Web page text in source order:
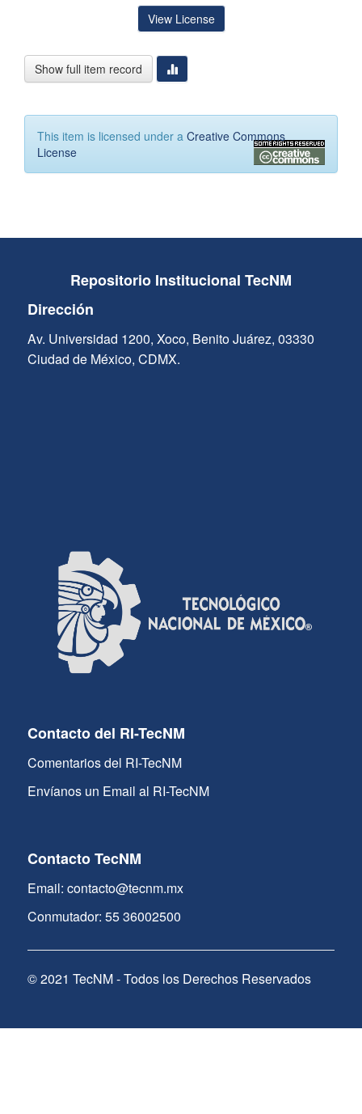
View License
Show full item record
This item is licensed under a Creative Commons
License
Repositorio Institucional TecNM
Dirección
Av. Universidad 1200, Xoco, Benito Juárez, 03330
Ciudad de México, CDMX.
Contacto del RI-TecNM
Comentarios del RI-TecNM
Envíanos un Email al RI-TecNM
Contacto TecNM
Email: contacto@tecnm.mx
Conmutador: 55 36002500
© 2021 TecNM - Todos los Derechos Reservados